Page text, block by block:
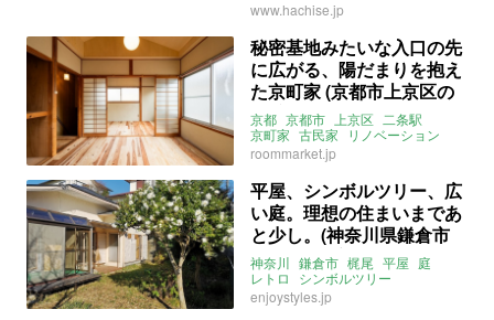
一本橋 6K 八清
www.hachise.jp
秘密基地みたいな入口の先
に広がる、陽だまりを抱え
た京町家 (京都市上京区の
賃貸物件)
京都 京都市 上京区 二条駅
京町家 古民家
リノベーション
2階建て レトロ
和風 木 勾配天井
ルームマーケット 賃貸
roommarket.jp
平屋、シンボルツリー、広
い庭。理想の住まいまであ
と少し。(神奈川県鎌倉市
267㎡の古家付土地）
神奈川 鎌倉市 梶尾 平屋 庭
レトロ
シンボルツリー
サンルーム 売買
enjoystyles.jp